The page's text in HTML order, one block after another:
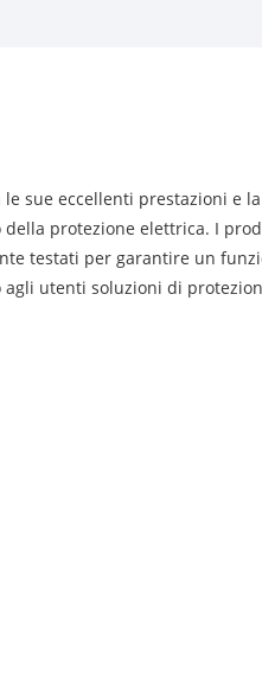
le sue eccellenti prestazioni e
protezione elettrica. I
testati per garantire un
utenti soluzioni di